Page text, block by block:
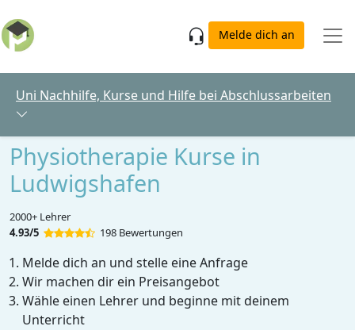
Melde dich an
Uni Nachhilfe, Kurse und Hilfe bei Abschlussarbeiten
Physiotherapie Kurse in
Ludwigshafen
2000+ Lehrer
4.93/5
198 Bewertungen
Melde dich an und stelle eine Anfrage
Wir machen dir ein Preisangebot
Wähle einen Lehrer und beginne mit deinem
Unterricht